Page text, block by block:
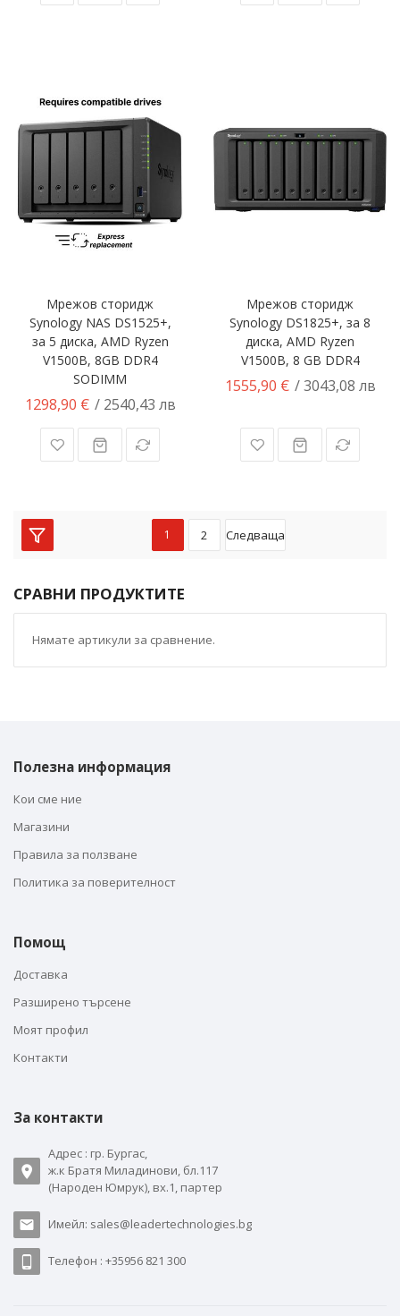
Мрежов сторидж
Synology NAS DS1525+,
за 5 диска, AMD Ryzen
V1500B, 8GB DDR4
SODIMM
1298,90 € / 2540,43 лв
Мрежов сторидж
Synology DS1825+, за 8
диска, AMD Ryzen
V1500B, 8 GB DDR4
1555,90 € / 3043,08 лв
1 2 Следваща
СРАВНИ ПРОДУКТИТЕ
Нямате артикули за сравнение.
Полезна информация
Кои сме ние
Магазини
Правила за ползване
Политика за поверителност
Помощ
Доставка
Разширено търсене
Моят профил
Контакти
За контакти
Адрес : гр. Бургас,
ж.к Братя Миладинови, бл.117
(Народен Юмрук), вх.1, партер
Имейл: sales@leadertechnologies.bg
Телефон : +35956 821 300